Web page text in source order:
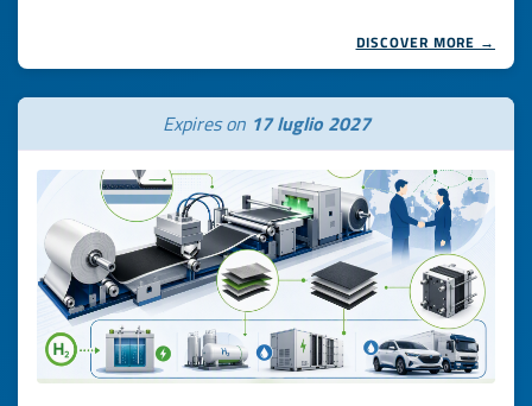
DISCOVER MORE →
Expires on 17 luglio 2027